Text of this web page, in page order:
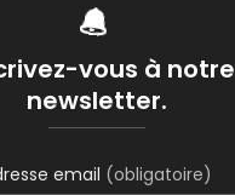
vous à notre
newsletter.
email (obligatoire)